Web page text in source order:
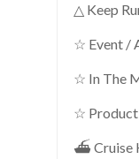
△ Keep
☆ Event /
☆ In The
☆ Product
⛴ Cruise